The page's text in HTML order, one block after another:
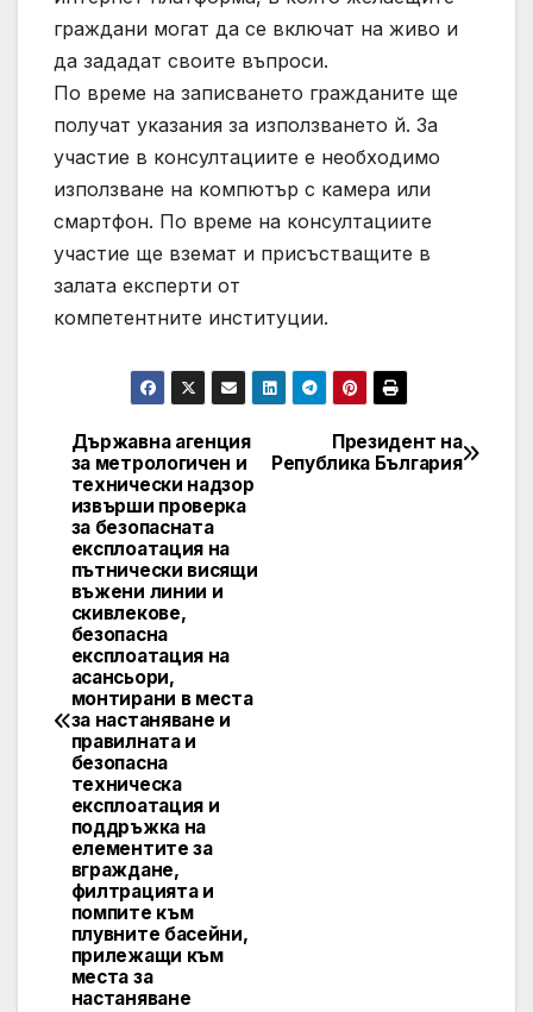
граждани могат да се включат на живо и
да зададат своите въпроси.
По време на записването гражданите ще
получат указания за използването й. За
участие в консултациите е необходимо
използване на компютър с камера или
смартфон. По време на консултациите
участие ще вземат и присъстващите в
залата експерти от
компетентните институции.
Post
navigation
Президент на
Република България
Държавна агенция
за метрологичен и
технически надзор
извърши проверка
за безопасната
експлоатация на
пътнически висящи
въжени линии и
скивлекове,
безопасна
експлоатация на
асансьори,
монтирани в места
за настаняване и
правилната и
безопасна
техническа
експлоатация и
поддръжка на
елементите за
вграждане,
филтрацията и
помпите към
плувните басейни,
прилежащи към
места за
настаняване